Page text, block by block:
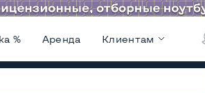
% Аренда Клиентам